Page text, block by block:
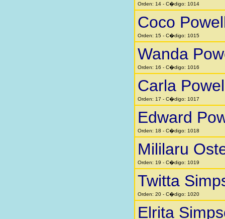
Orden: 14 - C�digo: 1014
Coco
Orden: 15 - C�digo: 1015
Wanda
Orden: 16 - C�digo: 1016
Carla
Orden: 17 - C�digo: 1017
Edward
Orden: 18 - C�digo: 1018
Mililaru
Orden: 19 - C�digo: 1019
Twitta
Orden: 20 - C�digo: 1020
Elrita